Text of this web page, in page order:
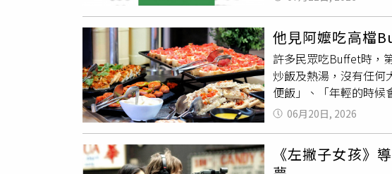
無法確認，同樣會拒
房？對此，她表示，以
外。談到為何要如此嚴
警方陪同下前往尋人，
能導致原本準備入住的
也提醒，汽車旅館櫃檯
只要未能出示有效身分
成年後再來。」貼文曝
是會被要求看身分證
北部旅館查驗身分通
的原因竟是「太相信
聚」、「買入國巨，
劇」、「買國巨，騎車
巨增加市場勞動力」、
+1」。也有人說，「清
好評」、「即使吃掉我
uber eats是外送員
底過開始向上衝，直
下。
他見阿嬤吃高檔
許多民眾吃Buffet時，
炒飯及熱湯，沒有任何
便飯」、「年輕的時候
天堂用餐，發現有位阿
大肉，讓他感到相當
要的是在那個餐廳吃
飯」、「財富自由的
06月20日, 2026
《左撇子女孩》